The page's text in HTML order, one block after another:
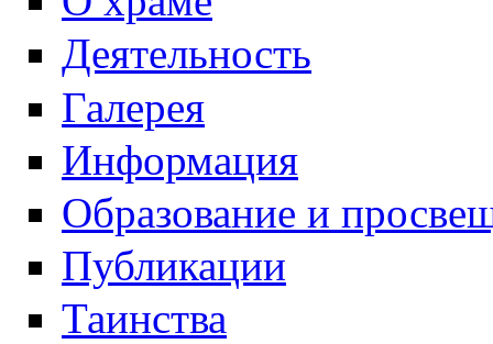
Деятельность
Галерея
Информация
Образование и
Публикации
Таинства